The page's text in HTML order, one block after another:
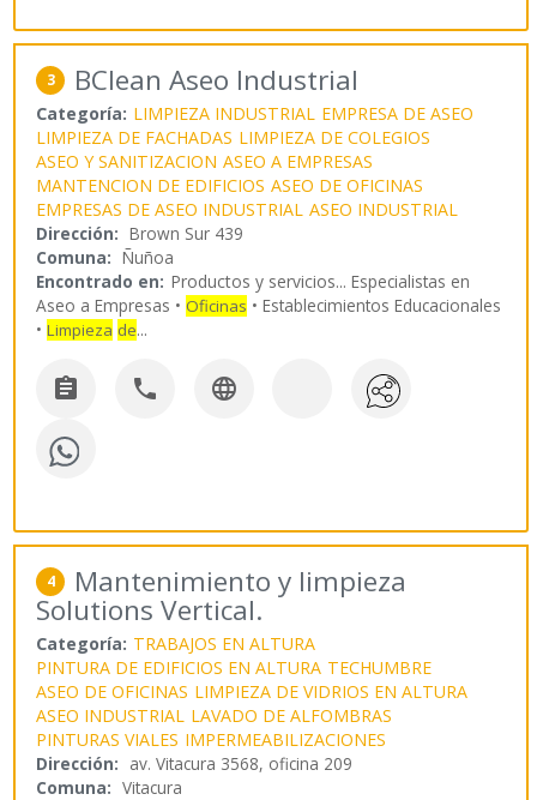
3 BClean Aseo Industrial
Categoría: LIMPIEZA INDUSTRIAL EMPRESA DE ASEO
LIMPIEZA DE FACHADAS LIMPIEZA DE COLEGIOS
ASEO Y SANITIZACION ASEO A EMPRESAS
MANTENCION DE EDIFICIOS ASEO DE OFICINAS
EMPRESAS DE ASEO INDUSTRIAL ASEO INDUSTRIAL
Dirección: Brown Sur 439
Comuna: Ñuñoa
Encontrado en: Productos y servicios...Especialistas en
Aseo a Empresas • Oficinas • Establecimientos Educacionales
•Limpieza de...
  
4 Mantenimiento y limpieza
Solutions Vertical.
Categoría: TRABAJOS EN ALTURA
PINTURA DE EDIFICIOS EN ALTURA TECHUMBRE
ASEO DE OFICINAS LIMPIEZA DE VIDRIOS EN ALTURA
ASEO INDUSTRIAL LAVADO DE ALFOMBRAS
PINTURAS VIALES IMPERMEABILIZACIONES
Dirección: av. Vitacura 3568, oficina 209
Comuna: Vitacura